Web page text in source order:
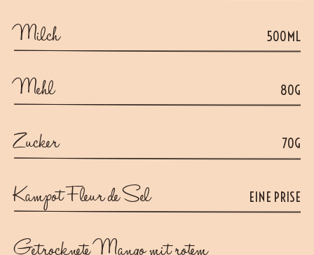
Milch 500ML
Mehl 80G
Zucker 70G
Kampot Fleur de Sel EINE PRISE